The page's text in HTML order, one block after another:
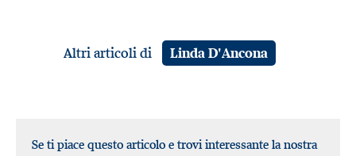
Altri articoli di Linda D'Ancona
Se ti piace questo articolo e trovi interessante la nostra